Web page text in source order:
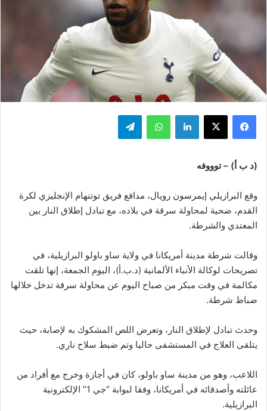
فيسبوك ‫X لينكدإن واتساب تيلقرام
(د ب أ) – توووفه
وقع البرازيلي إيمرسون رويال، مدافع فريق توتنهام الإنجليزي لكرة
القدم، ضحية لمحاولة سرقة في بلاده، مع تبادل إطلاق النار بين
المعتدي والشرطة.
وقالت شرطة مدينة أمريكانا في ولاية ساو باولو البرازيلية، في
تصريحات لوكالة الأنباء الألمانية (د.ب.أ)، اليوم الجمعة، إنها تلقت
مكالمة في وقت مبكر من صباح اليوم عن محاولة سرقة تدخل خلالها
ضباط شرطة.
وحدث تبادل لإطلاق النار، وتعرض اللص المشكوك به لإصابة، حيث
يتلقى العلاج في المستشفى حاليا وتم ضبط سلاح ناري.
اللاعب، وهو من مدينة ساو باولو، كان في أجازة وخرج مع أفراد من
عائلته وأصدقائه في أمريكانا، وفقا لبوابة “جي 1” الإلكترونية
البرازيلية.